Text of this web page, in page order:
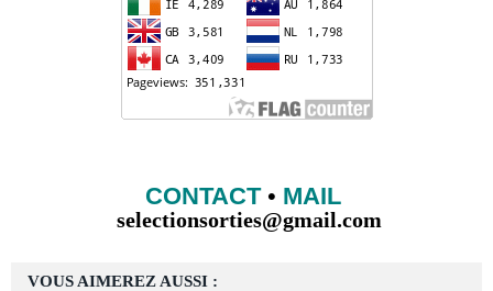
VOUS AIMEREZ AUSSI :
CONTACT• MAIL
selectionsorties@gmail.com